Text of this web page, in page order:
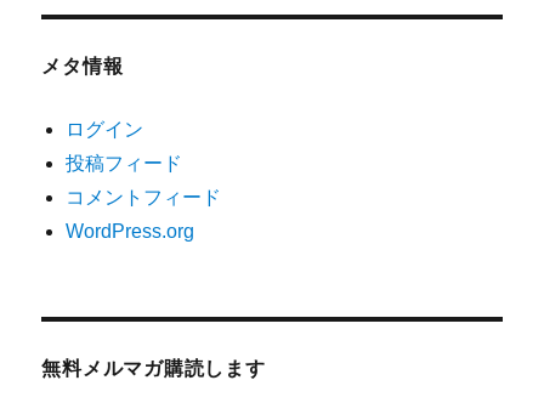
メタ情報
ログイン
投稿フィード
コメントフィード
WordPress.org
無料メルマガ購読します